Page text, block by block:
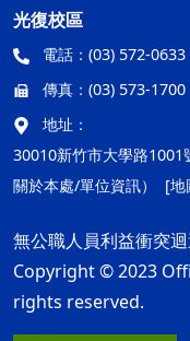
光復校區
電話： (03) 572-0633
傳真： (03) 573-1700
地址：
30010新竹市大學路1001
關於本處/單位資訊）
[地
無公職人員利益衝突
Copyright © 2023
rights reserved.